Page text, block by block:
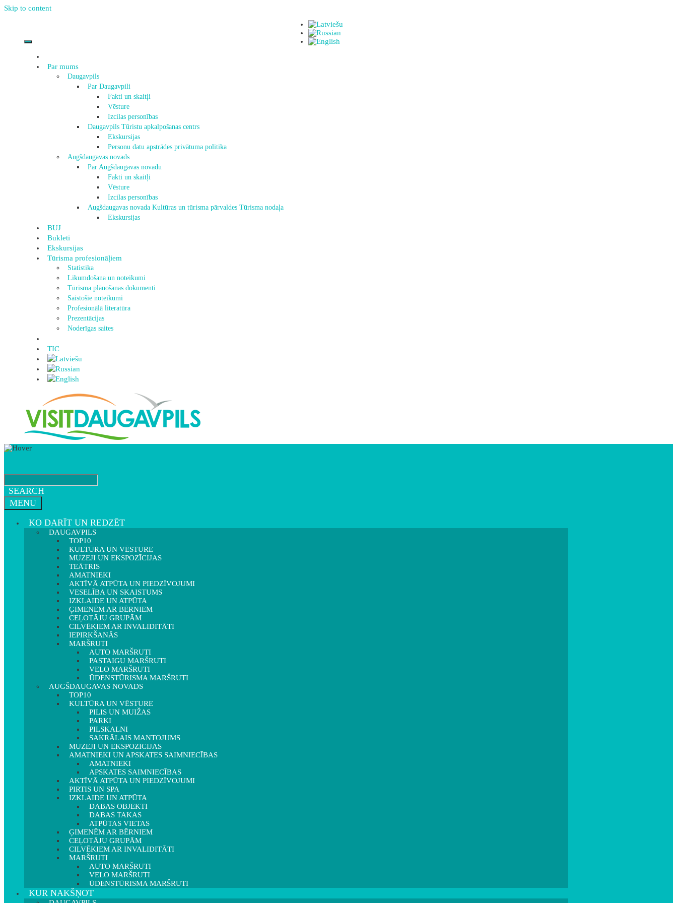
Skip to content
Par mums
Daugavpils
Par Daugavpili
Fakti un skaitļi
Vēsture
Izcilas personības
Daugavpils Tūristu apkalpošanas centrs
Ekskursijas
Personu datu apstrādes privātuma politika
Augšdaugavas novads
Par Augšdaugavas novadu
Fakti un skaitļi
Vēsture
Izcilas personības
Augšdaugavas novada Kultūras un tūrisma pārvaldes Tūrisma nodaļa
Ekskursijas
BUJ
Bukleti
Ekskursijas
Tūrisma profesionāļiem
Statistika
Likumdošana un noteikumi
Tūrisma plānošanas dokumenti
Saistošie noteikumi
Profesionālā literatūra
Prezentācijas
Noderīgas saites
TIC
SEARCH
MENU
KO DARĪT UN REDZĒT
DAUGAVPILS
TOP10
KULTŪRA UN VĒSTURE
MUZEJI UN EKSPOZĪCIJAS
TEĀTRIS
AMATNIEKI
AKTĪVĀ ATPŪTA UN PIEDZĪVOJUMI
VESELĪBA UN SKAISTUMS
IZKLAIDE UN ATPŪTA
ĢIMENĒM AR BĒRNIEM
CEĻOTĀJU GRUPĀM
CILVĒKIEM AR INVALIDITĀTI
IEPIRKŠANĀS
MARŠRUTI
AUTO MARŠRUTI
PASTAIGU MARŠRUTI
VELO MARŠRUTI
ŪDENSTŪRISMA MARŠRUTI
AUGŠDAUGAVAS NOVADS
TOP10
KULTŪRA UN VĒSTURE
PILIS UN MUIŽAS
PARKI
PILSKALNI
SAKRĀLAIS MANTOJUMS
MUZEJI UN EKSPOZĪCIJAS
AMATNIEKI UN APSKATES SAIMNIECĪBAS
AMATNIEKI
APSKATES SAIMNIECĪBAS
AKTĪVĀ ATPŪTA UN PIEDZĪVOJUMI
PIRTIS UN SPA
IZKLAIDE UN ATPŪTA
DABAS OBJEKTI
DABAS TAKAS
ATPŪTAS VIETAS
ĢIMENĒM AR BĒRNIEM
CEĻOTĀJU GRUPĀM
CILVĒKIEM AR INVALIDITĀTI
MARŠRUTI
AUTO MARŠRUTI
VELO MARŠRUTI
ŪDENSTŪRISMA MARŠRUTI
KUR NAKŠŅOT